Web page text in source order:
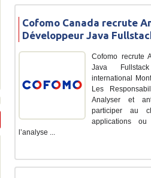
Cofomo Canada recrute
Développeur Java
Cofomo recrute
Java
international
Les
Analyser et
participer au
applications ou
l’analyse ...